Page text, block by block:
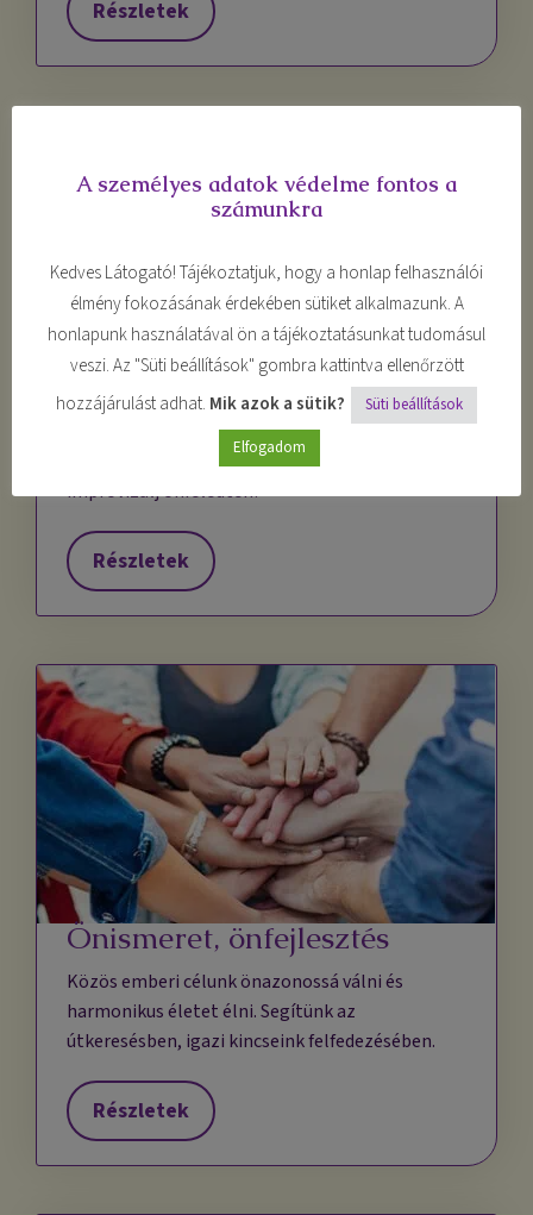
Részletek
Alkotás
Alkoss, légy kreatív, engedd szabadjára
képzeleted, valósítsd meg ötleteid, és játssz,
improvizálj önfeledten!
Részletek
Önismeret, önfejlesztés
Közös emberi célunk önazonossá válni és
harmonikus életet élni. Segítünk az
útkeresésben, igazi kincseink felfedezésében.
Részletek
A személyes adatok védelme fontos a
számunkra
Kedves Látogató! Tájékoztatjuk, hogy a honlap felhasználói
élmény fokozásának érdekében sütiket alkalmazunk. A
honlapunk használatával ön a tájékoztatásunkat tudomásul
veszi. Az "Süti beállítások" gombra kattintva ellenőrzött
hozzájárulást adhat. Mik azok a sütik?
Süti beállítások
Elfogadom